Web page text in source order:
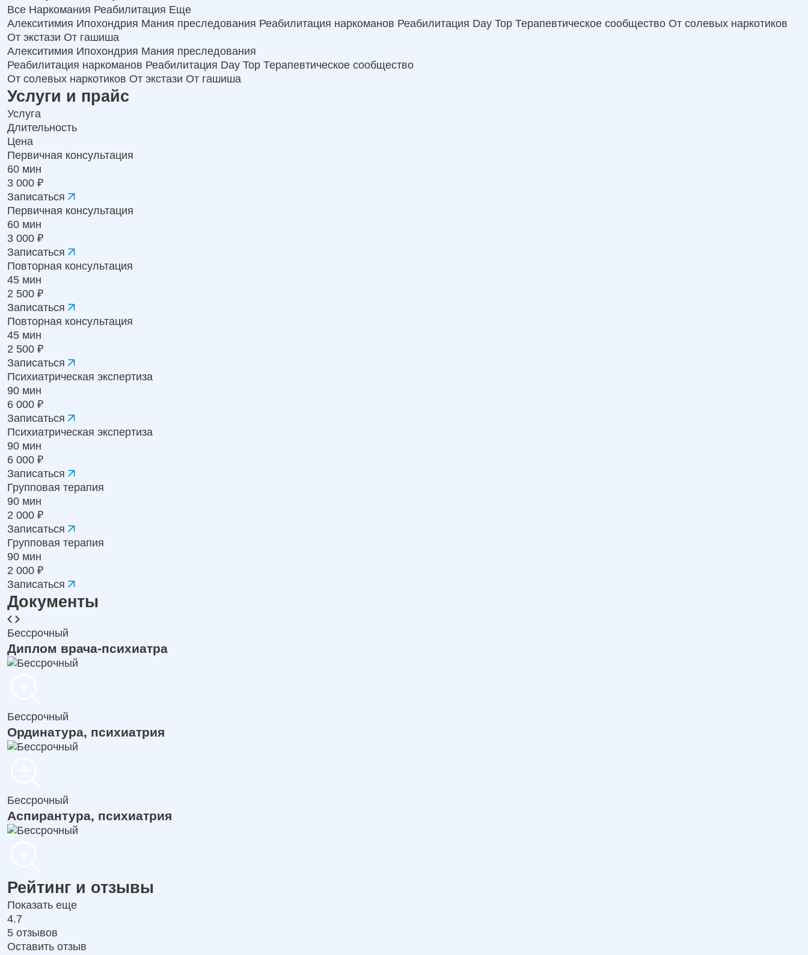
Все Наркомания Реабилитация Еще
Алекситимия Ипохондрия Мания преследования Реабилитация наркоманов Реабилитация Day Top Терапевтическое сообщество От солевых наркотиков
От экстази От гашиша
Алекситимия Ипохондрия Мания преследования
Реабилитация наркоманов Реабилитация Day Top Терапевтическое сообщество
От солевых наркотиков От экстази От гашиша
Услуги и прайс
Услуга
Длительность
Цена
Первичная консультация
60 мин
3 000 ₽
Записаться
Первичная консультация
60 мин
3 000 ₽
Записаться
Повторная консультация
45 мин
2 500 ₽
Записаться
Повторная консультация
45 мин
2 500 ₽
Записаться
Психиатрическая экспертиза
90 мин
6 000 ₽
Записаться
Психиатрическая экспертиза
90 мин
6 000 ₽
Записаться
Групповая терапия
90 мин
2 000 ₽
Записаться
Групповая терапия
90 мин
2 000 ₽
Записаться
Документы
Бессрочный
Диплом врача-психиатра
Бессрочный
Ординатура, психиатрия
Бессрочный
Аспирантура, психиатрия
Рейтинг и отзывы
Показать еще
4.7
5 отзывов
Оставить отзыв